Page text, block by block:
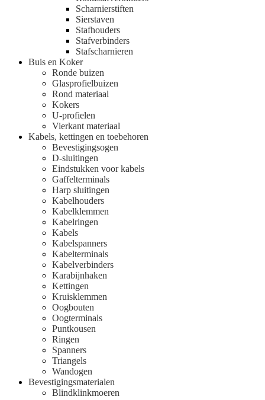
Scharnierstiften
Sierstaven
Stafhouders
Stafverbinders
Stafscharnieren
Buis en Koker
Ronde buizen
Glasprofielbuizen
Rond materiaal
Kokers
U-profielen
Vierkant materiaal
Kabels, kettingen en toebehoren
Bevestigingsogen
D-sluitingen
Eindstukken voor kabels
Gaffelterminals
Harp sluitingen
Kabelhouders
Kabelklemmen
Kabelringen
Kabels
Kabelspanners
Kabelterminals
Kabelverbinders
Karabijnhaken
Kettingen
Kruisklemmen
Oogbouten
Oogterminals
Puntkousen
Ringen
Spanners
Triangels
Wandogen
Bevestigingsmaterialen
Blindklinkmoeren